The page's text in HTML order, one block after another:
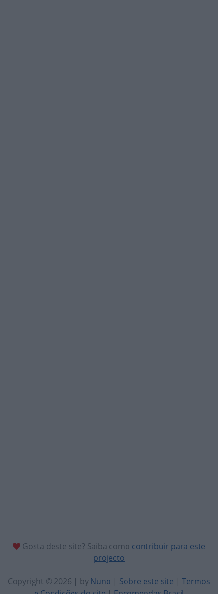
Gosta deste site? Saiba como contribuir para este
projecto
Copyright © 2026 | by Nuno | Sobre este site | Termos